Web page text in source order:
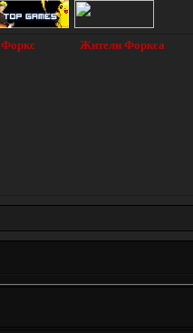
Форкс Жители Форкса